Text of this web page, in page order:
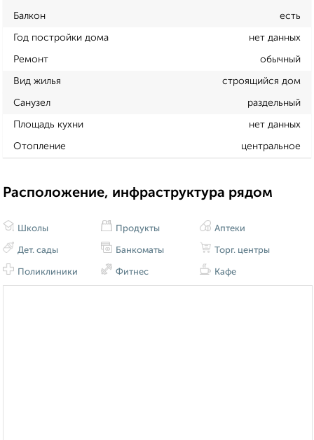
Балкон есть
Год постройки дома нет данных
Ремонт обычный
Вид жилья строящийся дом
Санузел раздельный
Площадь кухни нет данных
Отопление центральное
Расположение, инфраструктура рядом
Школы
Дет. сады
Поликлиники
Продукты
Банкоматы
Фитнес
Аптеки
Торг. центры
Кафе